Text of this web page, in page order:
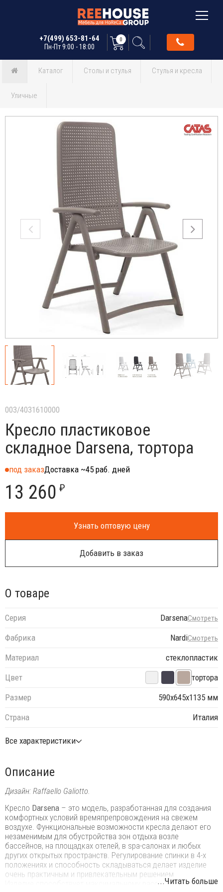
+7(499) 653-81-64
Пн-Пт 9:00 - 18:00
0
Каталог Столы и стулья Стулья и кресла
Уличные
003/4031610000
Кресло пластиковое
складное Darsena, тортора
под заказДоставка ~45 раб. дней
13 260 ₽
Узнать оптовую цену
Добавить в заказ
О товаре
Серия DarsenaСмотреть
Фабрика NardiСмотреть
Материал
стеклопластик
Цвет
тортора
Размер
590х645х1135 мм
Страна
Италия
Все характеристики
Описание
Дизайн: Raffaello Galiotto.
Кресло Darsena – это модель, разработанная для создания
комфортных условий времяпрепровождения на свежем
воздухе. Функциональные возможности кресла делают его
незаменимым для обустройства зон отдыха возле
бассейнов, на площадках отелей, в spa-салонах и любых
других открытых пространств. Регулирование спинки в 4-х
положениях и способность складываться делает изделие
очень практичным и привлекательным решением.
Изделие способствует максимальному расслаблению и
...Читать больше